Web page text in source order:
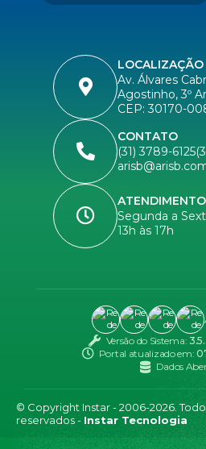
LOCALIZAÇÃO
Av. Álvares
Agostinho, 3º
CEP: 30170-
CONTATO
(31) 3789-6125
ATENDIMENTO
Segunda a
13h às 17h
Versão do Sistema:
Portal atualizado em:
Dados
© Copyright Instar - 2006-2026.
reservados - Instar Tecnologia